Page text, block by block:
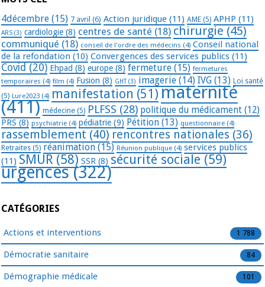
4décembre (15) 7 avril (6) Action juridique (11) AME (5) APHP (11)
ARS (3) cardiologie (8) centres de santé (18) chirurgie (45)
communiqué (18) conseil de l'ordre des médecins (4) Conseil national
de la refondation (10) Convergences des services publics (11)
Covid (20) Ehpad (8) europe (8) fermeture (15) fermetures
temporaires (4) film (4) Fusion (8) GHT(3) imagerie (14) IVG (13) Loi santé
(5) Lure2023 (4) manifestation (51) maternité
(411) médecine (5) PLFSS (28) politique du médicament (12)
PRS (8) psychiatrie (4) pédiatrie (9) Pétition (13) questionnaire (4)
rassemblement (40) rencontres nationales (36)
Retraites (5) réanimation (15) Réunion publique (4) services publics
(11) SMUR (58) SSR (8) sécurité sociale (59)
urgences(322)
CATÉGORIES
Actions et interventions 1 788
Démocratie sanitaire 84
Démographie médicale 101